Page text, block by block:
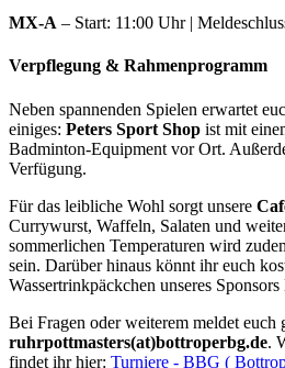
MX-A – Start: 11:00 Uhr |
Verpflegung & Rahmenprogramm
Neben spannenden Spielen erwartet
einiges: Peters Sport Shop ist mit
Badminton-Equipment vor Ort.
Verfügung.
Für das leibliche Wohl sorgt unsere
Currywurst, Waffeln, Salaten und
sommerlichen Temperaturen wird
sein. Darüber hinaus könnt ihr euch
Wassertrinkpäckchen unseres
Bei Fragen oder weiterem meldet euch
ruhrpottmasters(at)bottroperbg.de.
findet ihr hier: Turniere - BBG (